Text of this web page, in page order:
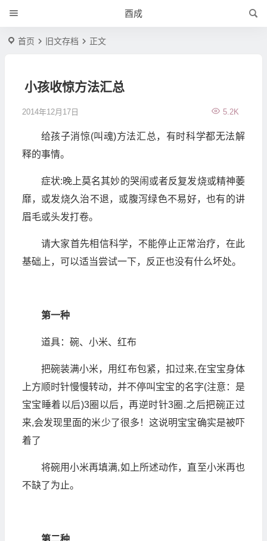
酉成
首页 旧文存档 正文
小孩收惊方法汇总
2014年12月17日 5.2K
给孩子消惊(叫魂)方法汇总，有时科学都无法解
释的事情。
症状:晚上莫名其妙的哭闹或者反复发烧或精神萎
靡，或发烧久治不退，或腹泻绿色不易好，也有的讲
眉毛或头发打卷。
请大家首先相信科学，不能停止正常治疗，在此
基础上，可以适当尝试一下，反正也没有什么坏处。
第一种
道具：碗、小米、红布
把碗装满小米，用红布包紧，扣过来,在宝宝身体
上方顺时针慢慢转动，并不停叫宝宝的名字(注意：是
宝宝睡着以后)3圈以后，再逆时针3圈.之后把碗正过
来,会发现里面的米少了很多！这说明宝宝确实是被吓
着了
将碗用小米再填满,如上所述动作，直至小米再也
不缺了为止。
第二种